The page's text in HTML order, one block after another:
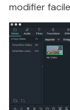
modifier